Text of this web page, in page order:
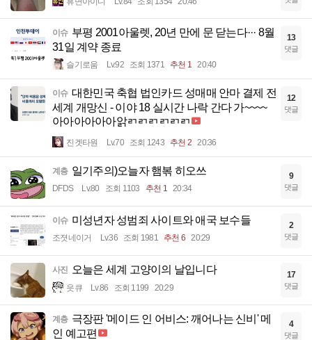
이슈 부평 2001아울렛, 20년 만에 문 닫는다··· 8월
31일 계약 종료
슬기로움 Lv.92 조회 1371 추천 1 20:40
13
댓글
이슈 대한민국 축협 법인카드 성매매 안마 결제 전
세계 개망신 - 이야 18 실시간 나락 간다 가~~~~
아아아아아아앍ㄺㄺㄺㄺㄺㄺ
진겟타원 Lv.70 조회 1243 추천 2 20:36
12
댓글
계층 일기주의)오늘자 햄볶 히오쓰
DFDS Lv.80 조회 1103 추천 1 20:34
9
댓글
이슈 미성년자 성범죄 사이트와 애국 보수들
조졋네이거 Lv.36 조회 1981 추천 6 20:29
2
댓글
사진 오늘은 세계 고양이의 날입니다
읏큐 Lv.86 조회 1199 20:29
17
댓글
계층 극장판 '메이드 인 어비스: 깨어나는 신비' 메
인 예고편
4
댓글